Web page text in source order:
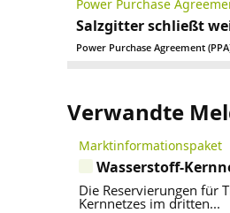
Power Purchase
Salzgitter schließt
Power Purchase Agreement
Verwandte
Marktinformationspaket
Wasserstoff-
Die Reservierungen für
Kernnetzes im dritten...